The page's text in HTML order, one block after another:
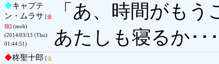
◆キャプテ
ン・ムラサ [金
狼] (mob)
(2014/03/13 (Thu)
01:44:51)
「あ、時間がもう
あたしも寝るか･･
◆柊聖十郎 [金